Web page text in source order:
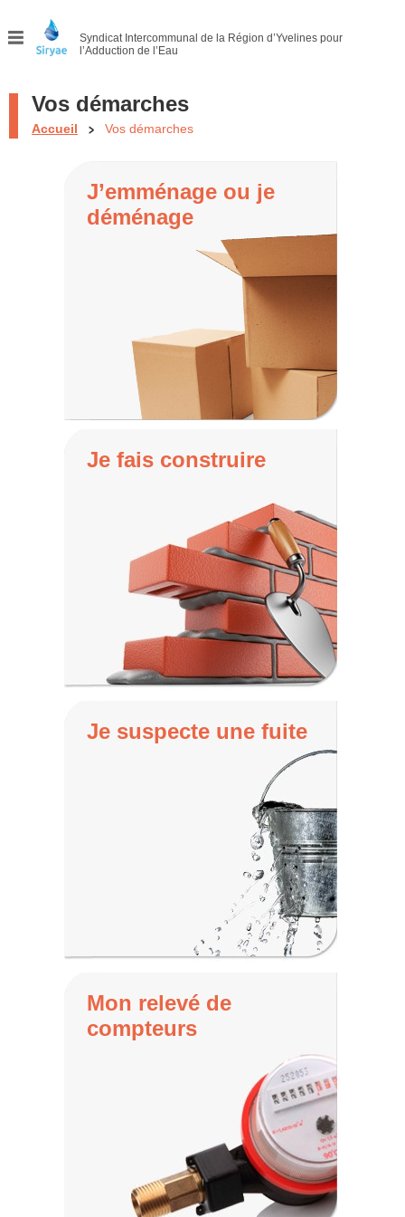
Syndicat Intercommunal de la Région d’Yvelines pour
l’Adduction de l’Eau
Menu
Vos démarches
Accueil Vos démarches
J’emménage ou je
déménage
Je fais construire
Je suspecte une fuite
Mon relevé de
compteurs